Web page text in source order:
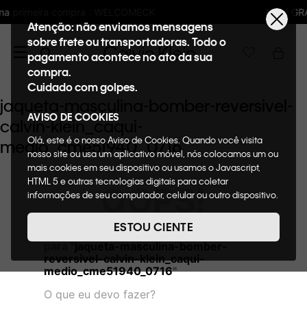
Frete GRÁTIS nas compras acima
Atenção: não enviamos mensagens
sobre frete ou transportadoras. Todo o
pagamento acontece no ato da sua
compra.
Cuidado com golpes.
AVISO DE COOKIES
Olá, este é o nosso Aviso de Cookies. Quando você visita
nosso site ou usa um aplicativo móvel, nós colocamos um ou
mais cookies em seu dispositivo ou usamos o Javascript,
HTML 5 e outras tecnologias digitais para coletar
informações de seu computador, celular ou outro dispositivo.
de cookies, informaremos quais cookies usaremos e quais
suas funções. A forma como processamos os dados
nosso Aviso de Privacidade. Quando você visita nosso site,
consideraremos isso como sua solicitação específica para
fornecer a você toda a funcionalidade do site, incluindo,
entre outros, a capacidade de comprar um item em nossa
ESTOU CIENTE
jaqueta-masculina-bomber-reversivel-
calvin-klein_caqui-
medio_cme51940_0716
OOPS!
Não encontramos nenhum resultado
reversivel-calvin-klein_caqui-
medio_cme51940_0716"
O que eu devo fazer?